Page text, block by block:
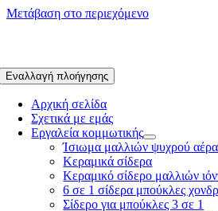
Μετάβαση στο περιεχόμενο
Εναλλαγή πλοήγησης
Αρχική σελίδα
Σχετικά με εμάς
Εργαλεία κομμωτικής
Ίσιωμα μαλλιών ψυχρού αέρα
Κεραμικά σίδερα
Κεραμικό σίδερο μαλλιών
6 σε 1 σίδερα μπούκλες
Σίδερο για μπούκλες 3 σε 1